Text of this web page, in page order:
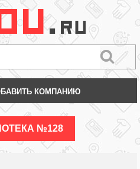
КОМПАНИЮ
№128